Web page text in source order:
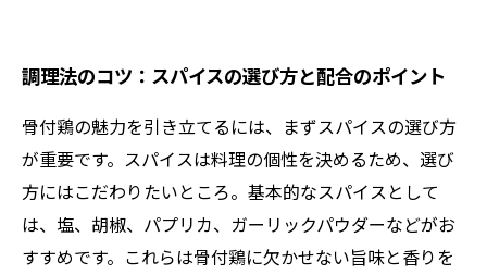
調理法のコツ：スパイスの選び方と配合のポイント
骨付鶏の魅力を引き立てるには、まずスパイスの選び方
が重要です。スパイスは料理の個性を決めるため、選び
方にはこだわりたいところ。基本的なスパイスとして
は、塩、胡椒、パプリカ、ガーリックパウダーなどがお
すすめです。これらは骨付鶏に欠かせない旨味と香りを